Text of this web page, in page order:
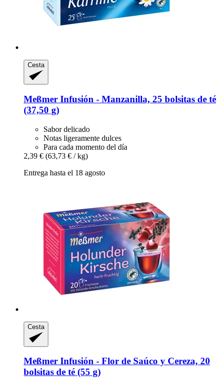
Cesta
Meßmer Infusión -​ Manzanilla, 25 bolsitas de té
(37,50 g)
Sabor delicado
Notas ligeramente dulces
Para cada momento del día
2,39 € (63,73 € / kg)
Entrega hasta el 18 agosto
Cesta
Meßmer Infusión -​ Flor de Saúco y Cereza, 20
bolsitas de té (55 g)